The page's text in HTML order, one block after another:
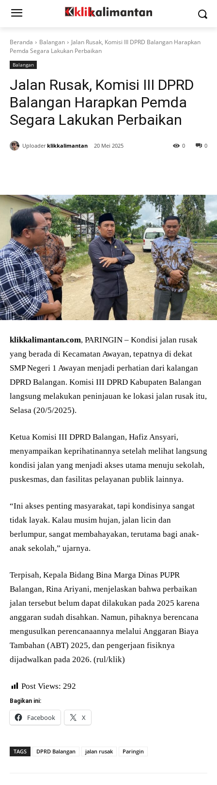
Beranda Balangan
Jalan Rusak, Komisi III DPRD Balangan Harapkan
Pemda Segara Lakukan Perbaikan
Balangan
Jalan Rusak, Komisi III DPRD
Balangan Harapkan Pemda
Segara Lakukan Perbaikan
Uploader klikkalimantan 20 Mei 2025 0
0
klikkalimantan.com, PARINGIN – Kondisi jalan rusak
yang berada di Kecamatan Awayan, tepatnya di dekat
SMP Negeri 1 Awayan menjadi perhatian dari kalangan
DPRD Balangan. Komisi III DPRD Kabupaten Balangan
langsung melakukan peninjauan ke lokasi jalan rusak itu,
Selasa (20/5/2025).
Ketua Komisi III DPRD Balangan, Hafiz Ansyari,
menyampaikan keprihatinannya setelah melihat langsung
kondisi jalan yang menjadi akses utama menuju sekolah,
puskesmas, dan fasilitas pelayanan publik lainnya.
“Ini akses penting masyarakat, tapi kondisinya sangat
tidak layak. Kalau musim hujan, jalan licin dan
berlumpur, sangat membahayakan, terutama bagi anak-
anak sekolah,” ujarnya.
Terpisah, Kepala Bidang Bina Marga Dinas PUPR
Balangan, Rina Ariyani, menjelaskan bahwa perbaikan
jalan tersebut belum dapat dilakukan pada 2025 karena
anggaran sudah disahkan. Namun, pihaknya berencana
mengusulkan perencanaannya melalui Anggaran Biaya
Tambahan (ABT) 2025, dan pengerjaan fisiknya
dijadwalkan pada 2026. (rul/klik)
Post Views: 292
Bagikan ini:
Facebook X
TAGS DPRD Balangan jalan rusak Paringin